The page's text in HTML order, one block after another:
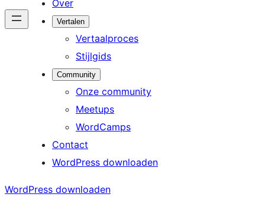
Over
Vertalen
Vertaalproces
Stijlgids
Community
Onze community
Meetups
WordCamps
Contact
WordPress downloaden
WordPress downloaden